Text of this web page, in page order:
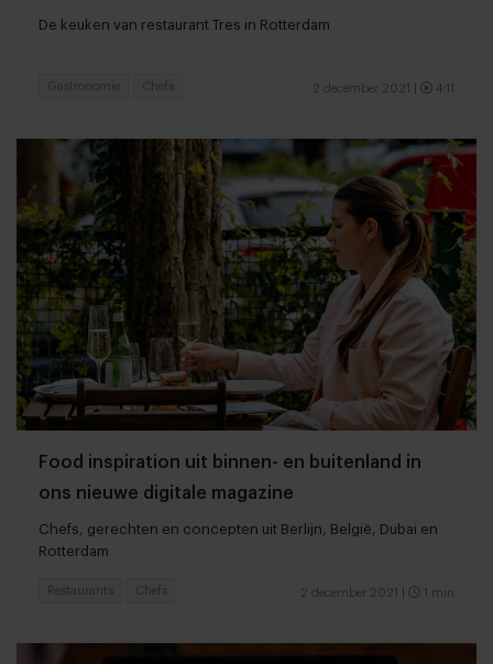
De keuken van restaurant Tres in Rotterdam
2 december 2021 4:11
Gastronomie Chefs
Food inspiration uit binnen- en buitenland in
ons nieuwe digitale magazine
Chefs, gerechten en concepten uit Berlijn, België, Dubai en
Rotterdam
2 december 2021 1 min
Restaurants Chefs